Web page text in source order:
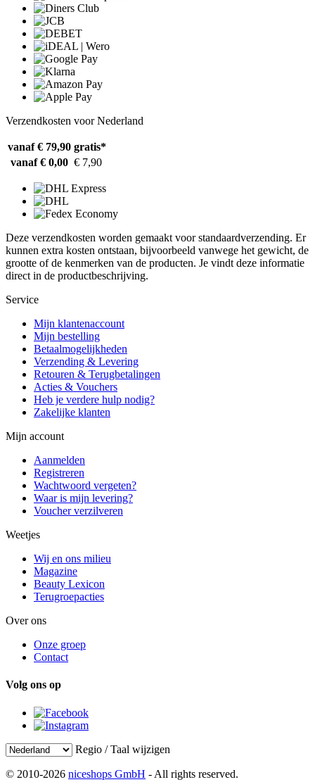
Verzendkosten voor Nederland
vanaf € 79,90 gratis*
vanaf € 0,00 € 7,90
Deze verzendkosten worden gemaakt voor standaardverzending. Er
kunnen extra kosten ontstaan, bijvoorbeeld vanwege het gewicht, de
grootte of de kenmerken van de producten. Je vindt deze informatie
direct in de productbeschrijving.
Service
Mijn klantenaccount
Mijn bestelling
Betaalmogelijkheden
Verzending & Levering
Retouren & Terugbetalingen
Acties & Vouchers
Heb je verdere hulp nodig?
Zakelijke klanten
Mijn account
Aanmelden
Registreren
Wachtwoord vergeten?
Waar is mijn levering?
Voucher verzilveren
Weetjes
Wij en ons milieu
Magazine
Beauty Lexicon
Terugroepacties
Over ons
Onze groep
Contact
Volg ons op
Regio / Taal wijzigen
© 2010-2026 niceshops GmbH - All rights reserved.